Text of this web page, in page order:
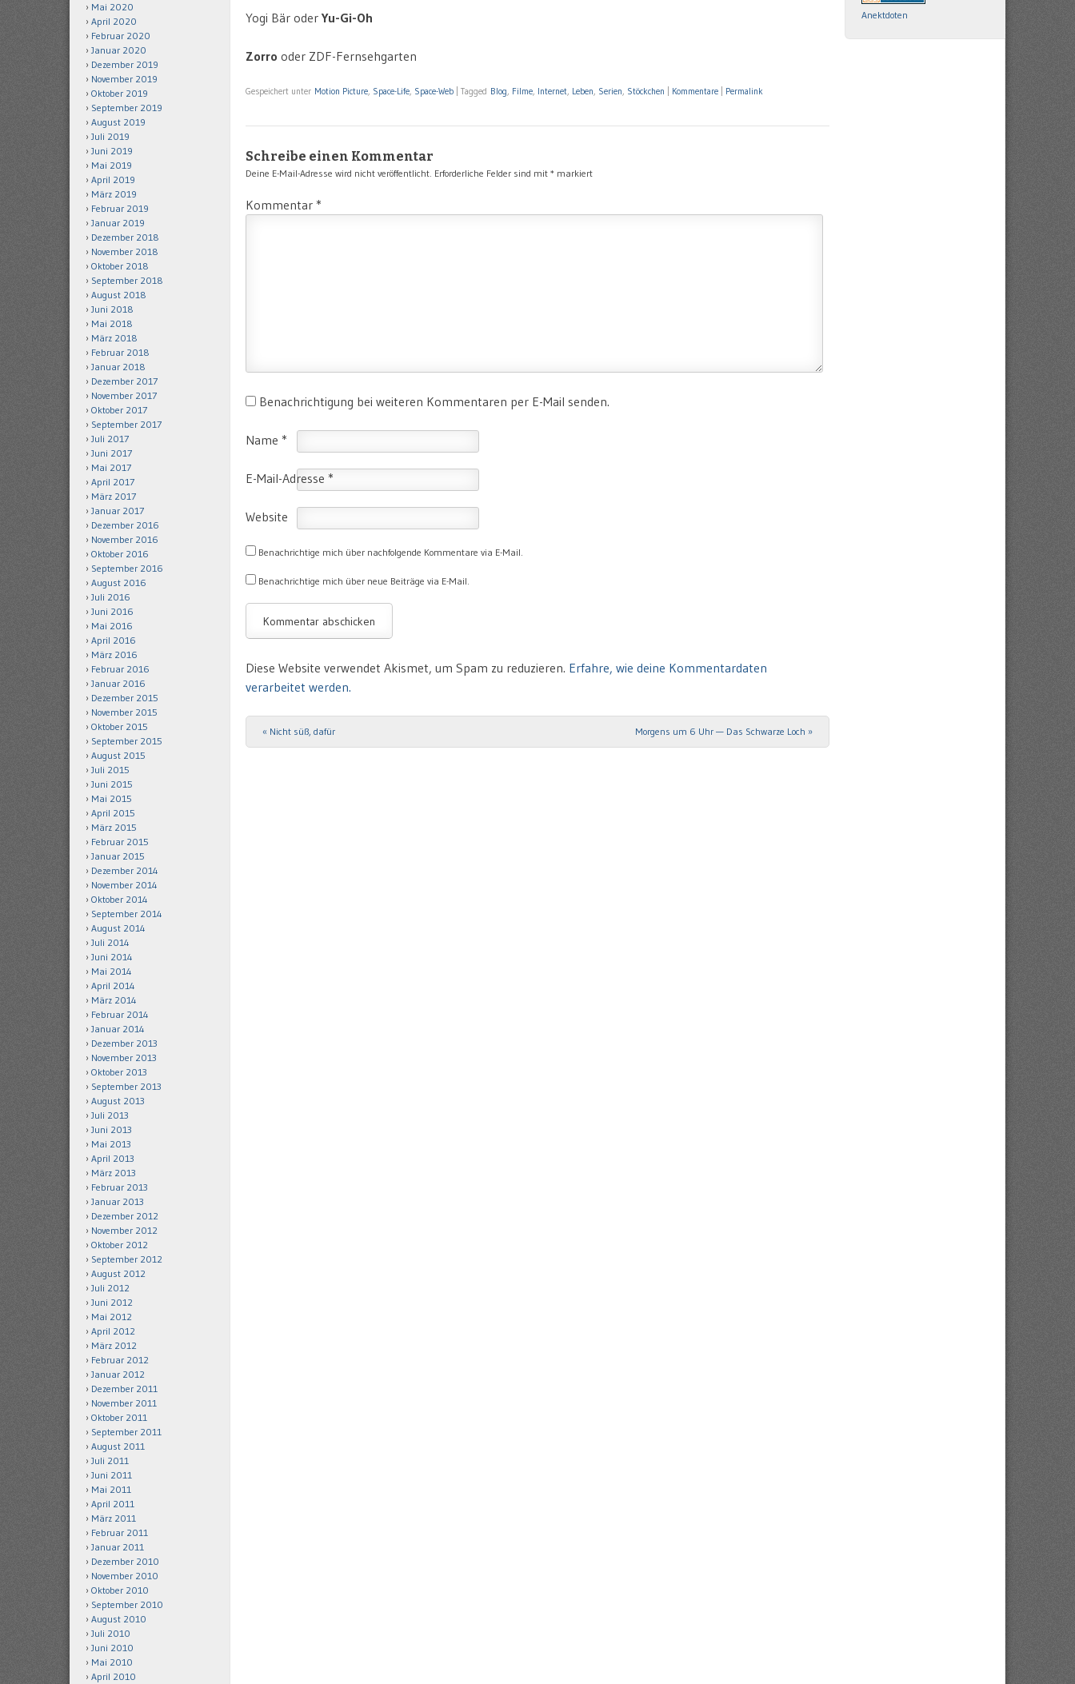
Yogi Bär oder Yu-Gi-Oh
Zorro oder ZDF-Fernsehgarten
Gespeichert unter Motion Picture, Space-Life, Space-Web Tagged Blog, Filme, Internet, Leben, Serien, Stöckchen Kommentare Permalink
Schreibe einen Kommentar
Deine E-Mail-Adresse wird nicht veröffentlicht. Erforderliche Felder sind mit * markiert
Kommentar *
Benachrichtigung bei weiteren Kommentaren per E-Mail senden.
Name *
E-Mail-Adresse *
Website
Benachrichtige mich über nachfolgende Kommentare via E-Mail.
Benachrichtige mich über neue Beiträge via E-Mail.
Diese Website verwendet Akismet, um Spam zu reduzieren. Erfahre, wie deine Kommentardaten
verarbeitet werden.
Post navigation
« Nicht süß, dafür Morgens um 6 Uhr — Das Schwarze Loch »
Mai 2020
April 2020
Februar 2020
Januar 2020
Dezember 2019
November 2019
Oktober 2019
September 2019
August 2019
Juli 2019
Juni 2019
Mai 2019
April 2019
März 2019
Februar 2019
Januar 2019
Dezember 2018
November 2018
Oktober 2018
September 2018
August 2018
Juni 2018
Mai 2018
März 2018
Februar 2018
Januar 2018
Dezember 2017
November 2017
Oktober 2017
September 2017
Juli 2017
Juni 2017
Mai 2017
April 2017
März 2017
Januar 2017
Dezember 2016
November 2016
Oktober 2016
September 2016
August 2016
Juli 2016
Juni 2016
Mai 2016
April 2016
März 2016
Februar 2016
Januar 2016
Dezember 2015
November 2015
Oktober 2015
September 2015
August 2015
Juli 2015
Juni 2015
Mai 2015
April 2015
März 2015
Februar 2015
Januar 2015
Dezember 2014
November 2014
Oktober 2014
September 2014
August 2014
Juli 2014
Juni 2014
Mai 2014
April 2014
März 2014
Februar 2014
Januar 2014
Dezember 2013
November 2013
Oktober 2013
September 2013
August 2013
Juli 2013
Juni 2013
Mai 2013
April 2013
März 2013
Februar 2013
Januar 2013
Dezember 2012
November 2012
Oktober 2012
September 2012
August 2012
Juli 2012
Juni 2012
Mai 2012
April 2012
März 2012
Februar 2012
Januar 2012
Dezember 2011
November 2011
Oktober 2011
September 2011
August 2011
Juli 2011
Juni 2011
Mai 2011
April 2011
März 2011
Februar 2011
Januar 2011
Dezember 2010
November 2010
Oktober 2010
September 2010
August 2010
Juli 2010
Juni 2010
Mai 2010
April 2010
Anektdoten